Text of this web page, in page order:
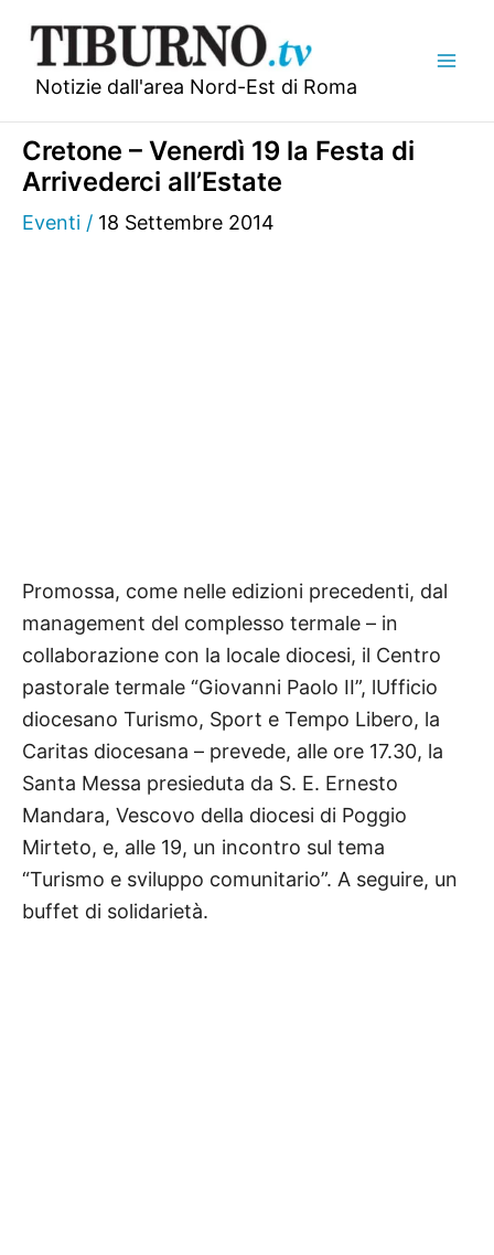
contenuto
Notizie dall'area Nord-Est di Roma
Cretone – Venerdì 19 la Festa di
Arrivederci all’Estate
Eventi / 18 Settembre 2014
Promossa, come nelle edizioni precedenti, dal
management del complesso termale – in
collaborazione con la locale diocesi, il Centro
pastorale termale “Giovanni Paolo II”, lUfficio
diocesano Turismo, Sport e Tempo Libero, la
Caritas diocesana – prevede, alle ore 17.30, la
Santa Messa presieduta da S. E. Ernesto
Mandara, Vescovo della diocesi di Poggio
Mirteto, e, alle 19, un incontro sul tema
“Turismo e sviluppo comunitario”. A seguire, un
buffet di solidarietà.